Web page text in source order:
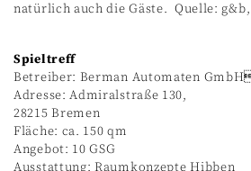
natürlich auch die Gäste. Quelle: g&b,
Spieltreff
Betreiber: Berman Automaten
Adresse: Admiralstraße 130,
28215 Bremen
Fläche: ca. 150 qm
Angebot: 10 GSG
Ausstattung: Raumkonzepte Hibben